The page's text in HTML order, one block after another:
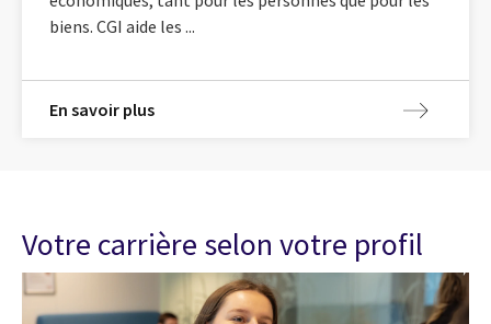
biens. CGI aide les ...
En savoir plus
Votre carrière selon votre profil